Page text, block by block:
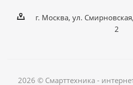
г. Москва, ул.
2
2026 © Смарттехника -